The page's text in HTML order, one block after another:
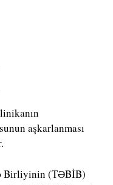
aşkarlanması
Birliyinin (TƏBİB)